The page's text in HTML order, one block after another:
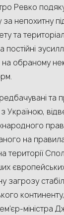
Ревко
за непохитну
та
постійні
на обраному
та
Україною,
на
на території
загрозу
міністра